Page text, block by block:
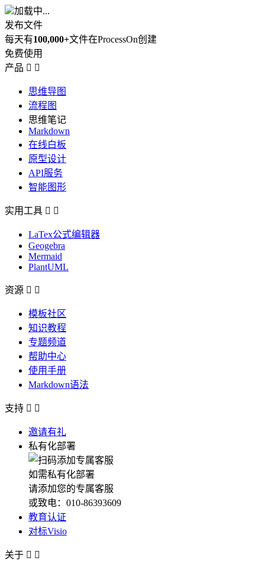
加载中...
发布文件
每天有100,000+文件在ProcessOn创建
免费使用
产品  
思维导图
流程图
思维笔记
Markdown
在线白板
原型设计
API服务
智能图形
实用工具  
LaTex公式编辑器
Geogebra
Mermaid
PlantUML
资源  
模板社区
知识教程
专题频道
帮助中心
使用手册
Markdown语法
支持  
邀请有礼
私有化部署
如需私有化部署
请添加您的专属客服
或致电：010-86393609
教育认证
对标Visio
关于  